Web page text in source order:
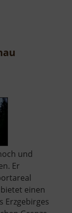
und
Er
einen
Erzgebirges